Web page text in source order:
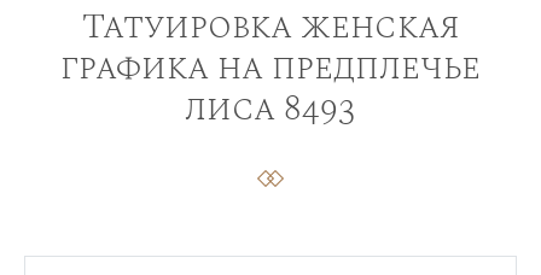
Татуировка женская
графика на предплечье
лиса 8493